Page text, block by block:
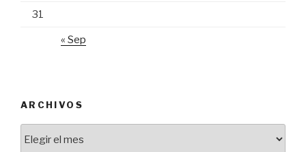
31
« Sep
ARCHIVOS